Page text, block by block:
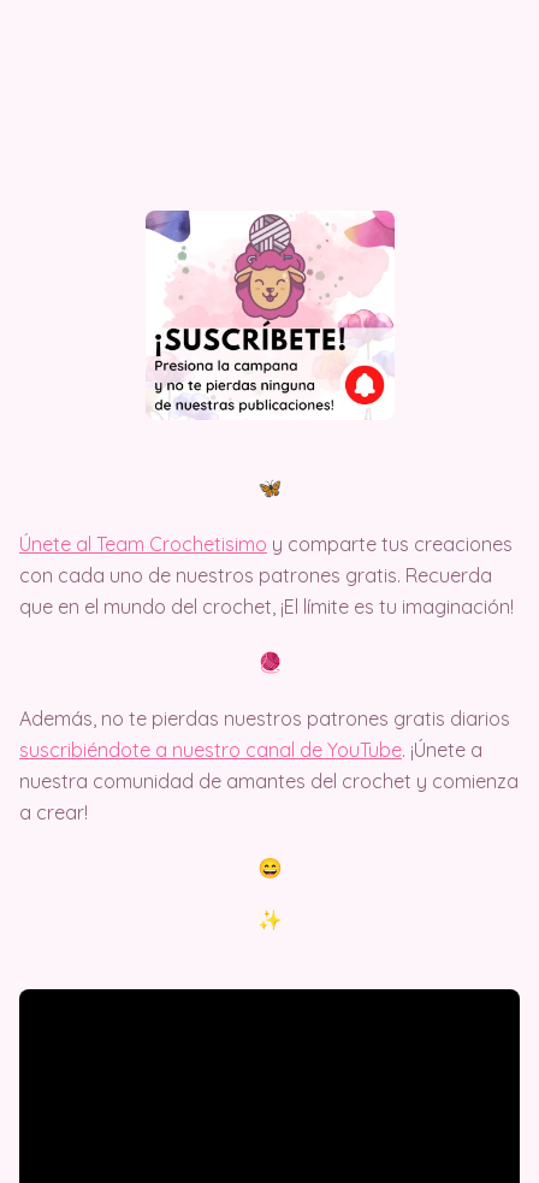
Únete al Team Crochetisimo y comparte tus creaciones
con cada uno de nuestros patrones gratis. Recuerda
que en el mundo del crochet, ¡El límite es tu imaginación!
Además, no te pierdas nuestros patrones gratis diarios
suscribiéndote a nuestro canal de YouTube. ¡Únete a
nuestra comunidad de amantes del crochet y comienza
a crear!